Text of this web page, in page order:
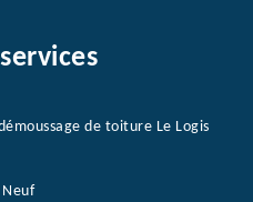
de toiture Le Logis